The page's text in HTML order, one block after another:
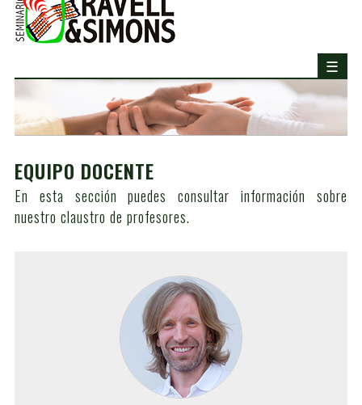
EQUIPO DOCENTE
En esta sección puedes consultar información sobre
nuestro claustro de profesores.